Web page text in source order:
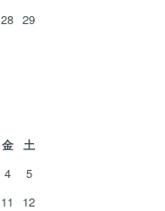
28 29
金
土
4
5
11
12